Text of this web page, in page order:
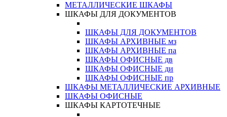
МЕТАЛЛИЧЕСКИЕ ШКАФЫ
ШКАФЫ ДЛЯ ДОКУМЕНТОВ
ШКАФЫ ДЛЯ ДОКУМЕНТОВ
ШКАФЫ АРХИВНЫЕ мз
ШКАФЫ АРХИВНЫЕ па
ШКАФЫ ОФИСНЫЕ дв
ШКАФЫ ОФИСНЫЕ ди
ШКАФЫ ОФИСНЫЕ пр
ШКАФЫ МЕТАЛЛИЧЕСКИЕ АРХИВНЫЕ
ШКАФЫ ОФИСНЫЕ
ШКАФЫ КАРТОТЕЧНЫЕ